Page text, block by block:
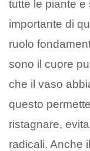
tutte le piante e
importante di
ruolo
sono il cuore
che il vaso
questo
ristagnare,
radicali. Anche